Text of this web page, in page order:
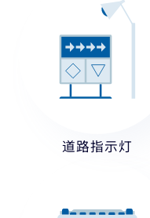
道路指示灯